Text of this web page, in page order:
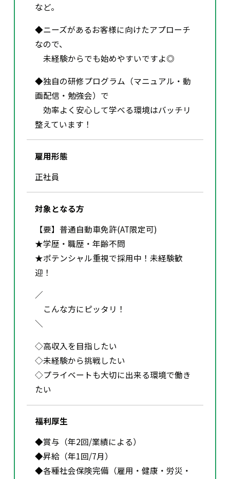
など。
◆ニーズがあるお客様に向けたアプローチ
なので、
未経験からでも始めやすいですよ◎
◆独自の研修プログラム（マニュアル・動
画配信・勉強会）で
効率よく安心して学べる環境はバッチリ
整えています！
雇用形態
正社員
対象となる方
【要】普通自動車免許(AT限定可)
★学歴・職歴・年齢不問
★ポテンシャル重視で採用中！未経験歓
迎！
／
こんな方にピッタリ！
＼
◇高収入を目指したい
◇未経験から挑戦したい
◇プライベートも大切に出来る環境で働き
たい
福利厚生
◆賞与（年2回/業績による）
◆昇給（年1回/7月）
◆各種社会保険完備（雇用・健康・労災・